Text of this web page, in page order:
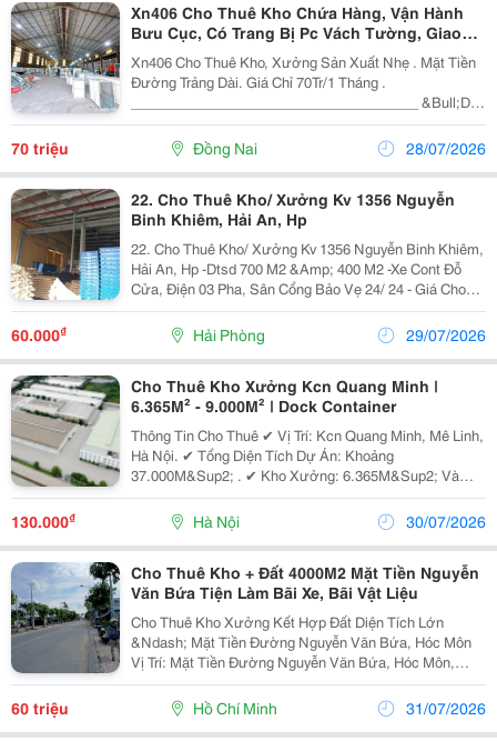
Xn406 Cho Thuê Kho Chứa Hàng, Vận Hành
Bưu Cục, Có Trang Bị Pc Vách Tường, Giao
Liền
Xn406 Cho Thuê Kho, Xưởng Sản Xuất Nhẹ . Mặt Tiền
Đường Trảng Dài. Giá Chỉ 70Tr/1 Tháng .
_____________________________________ &Bull;Dện
Tích Xưởng: 2000M2 &Bull;Thich Hợp Làm Kho Hàng
Sản Xuất Nhẹ, Không Ô Nhiễm. &Bull;Điện 3Fa . Hệ
Thống...
70 triệu Đồng Nai 28/07/2026
22. Cho Thuê Kho/ Xưởng Kv 1356 Nguyễn
Binh Khiêm, Hải An, Hp
22. Cho Thuê Kho/ Xưởng Kv 1356 Nguyễn Binh Khiêm,
Hải An, Hp -Dtsd 700 M2 &Amp; 400 M2 -Xe Cont Đỗ
Cửa, Điện 03 Pha, Sân Cổng Bảo Vẹ 24/ 24 - Giá Cho
Thuê 60K/ M2/ Tháng Có Tt -Tel:
60.000₫ Hải Phòng 29/07/2026
Cho Thuê Kho Xưởng Kcn Quang Minh |
6.365M² - 9.000M² | Dock Container
Thông Tin Cho Thuê ✔ Vị Trí: Kcn Quang Minh, Mê Linh,
Hà Nội. ✔ Tổng Diện Tích Dự Án: Khoảng
37.000M&Sup2; . ✔ Kho Xưởng: 6.365M&Sup2; Và
9.000M&Sup2;. ✔ Chia Nhỏ Linh Hoạt: Từ
1.400M&Sup2; . ✔ Văn Phòng Điều Hành: 727M&Sup2;
&Times; 3...
130.000₫ Hà Nội 30/07/2026
Cho Thuê Kho + Đất 4000M2 Mặt Tiền Nguyễn
Văn Bứa Tiện Làm Bãi Xe, Bãi Vật Liệu
Cho Thuê Kho Xưởng Kết Hợp Đất Diện Tích Lớn
&Ndash; Mặt Tiền Đường Nguyễn Văn Bứa, Hóc Môn
Vị Trí: Mặt Tiền Đường Nguyễn Văn Bứa, Hóc Môn,
Giao Thông Thuận Tiện, Xe Tải Và Container Ra Vào Dễ
Dàng. Quy Mô: * Kho Xưởng: 300M&Sup2;. *...
60 triệu Hồ Chí Minh 31/07/2026